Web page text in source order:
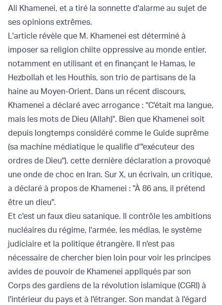
Ali Khamenei, et a tiré la sonnette d'alarme au sujet de
ses opinions extrêmes.
L'article révèle que M. Khamenei est déterminé à
imposer sa religion chiite oppressive au monde entier,
notamment en utilisant et en finançant le Hamas, le
Hezbollah et les Houthis, son trio de partisans de la
haine au Moyen-Orient. Dans un récent discours,
Khamenei a déclaré avec arrogance : "C'était ma langue,
mais les mots de Dieu (Allah)". Bien que Khamenei soit
depuis longtemps considéré comme le Guide suprême
(sa machine médiatique le qualifie d'"exécuteur des
ordres de Dieu"), cette dernière déclaration a provoqué
une onde de choc en Iran. Sur X, un écrivain, un critique,
a déclaré à propos de Khamenei : "À 86 ans, il prétend
être un dieu".
Et c'est un faux dieu satanique. Il contrôle les ambitions
nucléaires du régime, l'armée, les médias, le système
judiciaire et la politique étrangère. Il n'est pas
nécessaire de chercher bien loin pour voir les principes
avides de pouvoir de Khamenei appliqués par son
Corps des gardiens de la révolution islamique (CGRI) à
l'intérieur du pays et à l'étranger. Son mandat à l'égard